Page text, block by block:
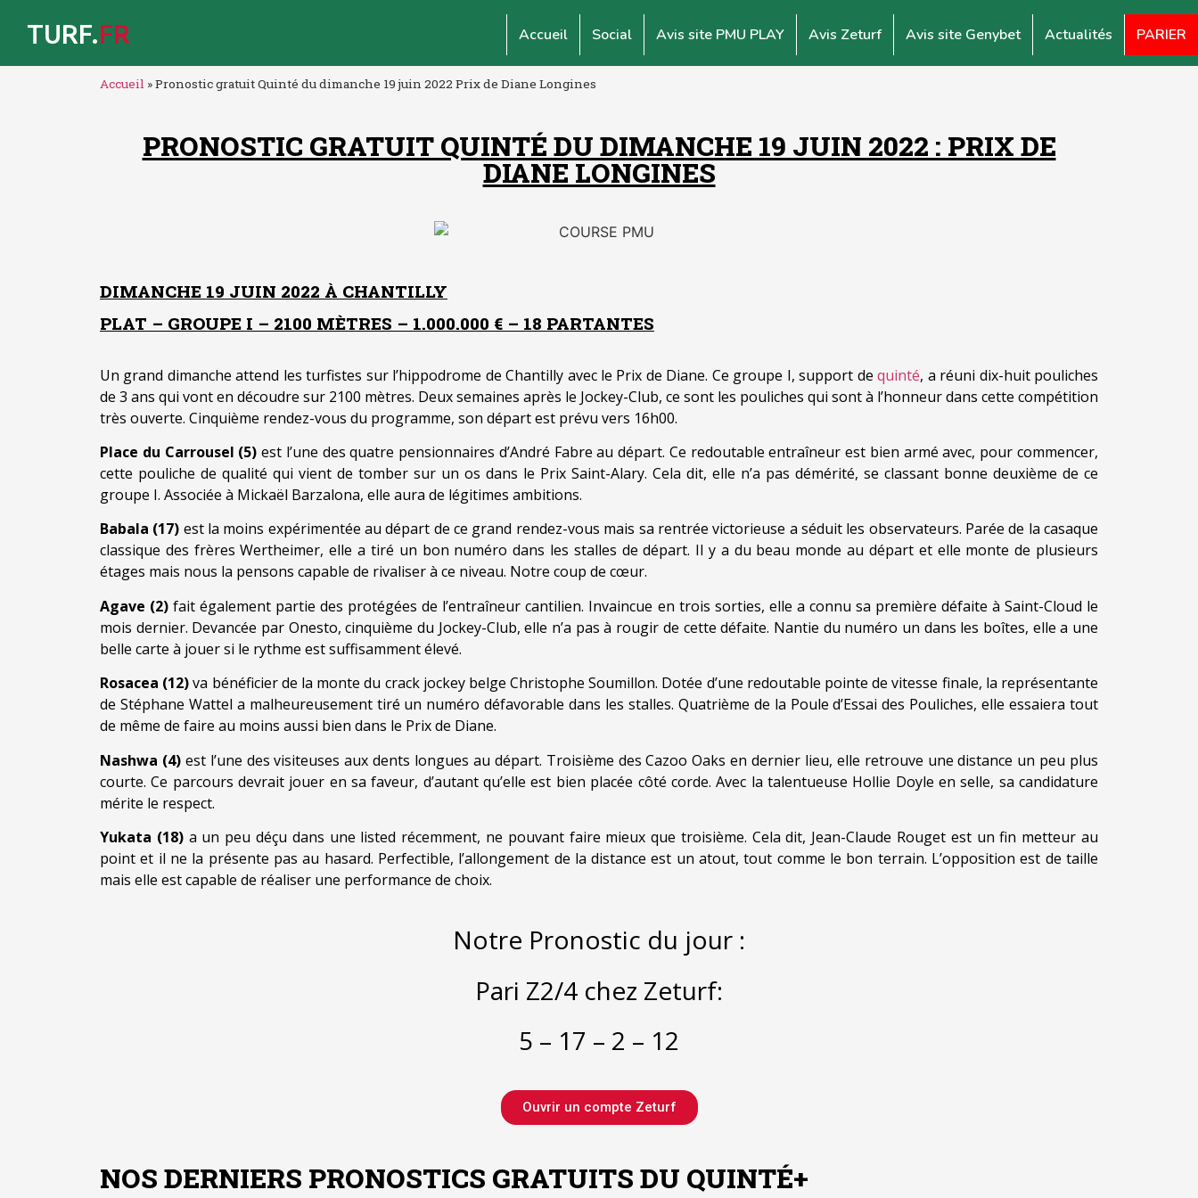
TURF.FR Accueil Social Avis site PMU PLAY Avis Zeturf Avis site Genybet Actualités PARIER
Accueil »Pronostic gratuit Quinté du dimanche 19 juin 2022 Prix de Diane Longines
PRONOSTIC GRATUIT QUINTÉ DU DIMANCHE 19 JUIN 2022 : PRIX DE
DIANE LONGINES
DIMANCHE 19 JUIN 2022 À CHANTILLY
PLAT – GROUPE I – 2100 MÈTRES – 1.000.000 € – 18 PARTANTES
Un grand dimanche attend les turfistes sur l’hippodrome de Chantilly avec le Prix de Diane. Ce groupe I, support dequinté, a réuni dix-huit pouliches
de 3 ans qui vont en découdre sur 2100 mètres. Deux semaines après le Jockey-Club, ce sont les pouliches qui sont à l’honneur dans cette compétition
très ouverte. Cinquième rendez-vous du programme, son départ est prévu vers 16h00.
Place du Carrousel (5)est l’une des quatre pensionnaires d’André Fabre au départ. Ce redoutable entraîneur est bien armé avec, pour commencer,
cette pouliche de qualité qui vient de tomber sur un os dans le Prix Saint-Alary. Cela dit, elle n’a pas démérité, se classant bonne deuxième de ce
groupe I. Associée à Mickaël Barzalona, elle aura de légitimes ambitions.
Babala (17) est la moins expérimentée au départ de ce grand rendez-vous mais sa rentrée victorieuse a séduit les observateurs. Parée de la casaque
classique des frères Wertheimer, elle a tiré un bon numéro dans les stalles de départ. Il y a du beau monde au départ et elle monte de plusieurs
étages mais nous la pensons capable de rivaliser à ce niveau. Notre coup de cœur.
Agave (2)fait également partie des protégées de l’entraîneur cantilien. Invaincue en trois sorties, elle a connu sa première défaite à Saint-Cloud le
mois dernier. Devancée par Onesto, cinquième du Jockey-Club, elle n’a pas à rougir de cette défaite. Nantie du numéro un dans les boîtes, elle a une
belle carte à jouer si le rythme est suffisamment élevé.
Rosacea (12)va bénéficier de la monte du crack jockey belge Christophe Soumillon. Dotée d’une redoutable pointe de vitesse finale, la représentante
de Stéphane Wattel a malheureusement tiré un numéro défavorable dans les stalles. Quatrième de la Poule d’Essai des Pouliches, elle essaiera tout
de même de faire au moins aussi bien dans le Prix de Diane.
Nashwa (4)est l’une des visiteuses aux dents longues au départ. Troisième des Cazoo Oaks en dernier lieu, elle retrouve une distance un peu plus
courte. Ce parcours devrait jouer en sa faveur, d’autant qu’elle est bien placée côté corde. Avec la talentueuse Hollie Doyle en selle, sa candidature
mérite le respect.
Yukata (18) a un peu déçu dans une listed récemment, ne pouvant faire mieux que troisième. Cela dit, Jean-Claude Rouget est un fin metteur au
point et il ne la présente pas au hasard. Perfectible, l’allongement de la distance est un atout, tout comme le bon terrain. L’opposition est de taille
mais elle est capable de réaliser une performance de choix.
Notre Pronostic du jour :
Pari Z2/4 chez Zeturf:
5 – 17 – 2 – 12
Ouvrir un compte Zeturf
NOS DERNIERS PRONOSTICS GRATUITS DU QUINTÉ+
Pronostic quinté
gratuit Prix
Pronostic quinté